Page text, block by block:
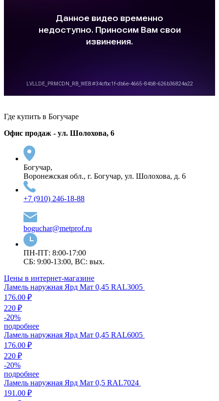
Где купить в Богучаре
Офис продаж - ул. Шолохова, 6
Богучар,
Воронежская обл., г. Богучар, ул. Шолохова, д. 6
+7 (910) 246-18-88
boguchar@metprof.ru
ПН-ПТ: 8:00-17:00
СБ: 9:00-13:00, ВС: вых.
Цены в интернет-магазине
Ламель наружная Ярд Мат 0,45 RAL3005
176.00 ₽
220 ₽
-20%
подробнее
Ламель наружная Ярд Мат 0,45 RAL6005
176.00 ₽
220 ₽
-20%
подробнее
Ламель наружная Ярд Мат 0,5 RAL7024
191.00 ₽